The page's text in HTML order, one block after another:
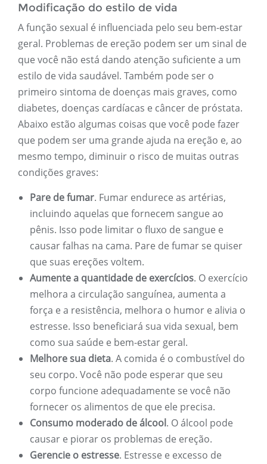
Modificação do estilo de vida
A função sexual é influenciada pelo seu bem-estar
geral. Problemas de ereção podem ser um sinal de
que você não está dando atenção suficiente a um
estilo de vida saudável. Também pode ser o
primeiro sintoma de doenças mais graves, como
diabetes, doenças cardíacas e câncer de próstata.
Abaixo estão algumas coisas que você pode fazer
que podem ser uma grande ajuda na ereção e, ao
mesmo tempo, diminuir o risco de muitas outras
condições graves:
Pare de fumar. Fumar endurece as artérias,
incluindo aquelas que fornecem sangue ao
pênis. Isso pode limitar o fluxo de sangue e
causar falhas na cama. Pare de fumar se quiser
que suas ereções voltem.
Aumente a quantidade de exercícios. O exercício
melhora a circulação sanguínea, aumenta a
força e a resistência, melhora o humor e alivia o
estresse. Isso beneficiará sua vida sexual, bem
como sua saúde e bem-estar geral.
Melhore sua dieta. A comida é o combustível do
seu corpo. Você não pode esperar que seu
corpo funcione adequadamente se você não
fornecer os alimentos de que ele precisa.
Consumo moderado de álcool. O álcool pode
causar e piorar os problemas de ereção.
Gerencie o estresse. Estresse e excesso de